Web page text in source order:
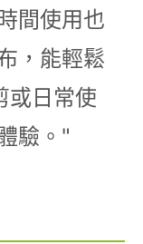
間使用也
，能輕鬆
或日常使
驗。"